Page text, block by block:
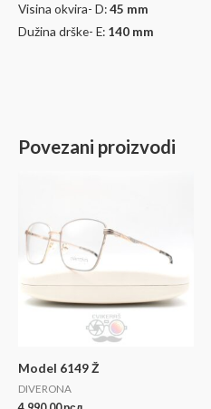
Visina okvira- D:45 mm
Dužina drške- E: 140 mm
Povezani proizvodi
Model 6149 Ž
DIVERONA